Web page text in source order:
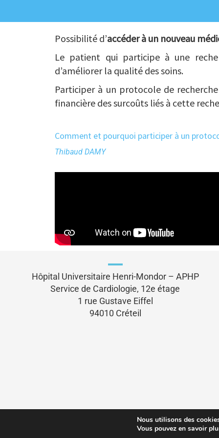
Possibilité d’accéder à un nouveau
Le patient qui participe à une
d’améliorer la qualité des soins.
Participer à un protocole de
financière des surcoûts liés à cette
Comment et pourquoi participer à un
Thibaud DAMY
Hôpital Universitaire Henri-Mondor – APHP
Service de Cardiologie, 12e étage
1 rue Gustave Eiffel
94010 Créteil
Nous utilisons des
Vous pouvez en savoir